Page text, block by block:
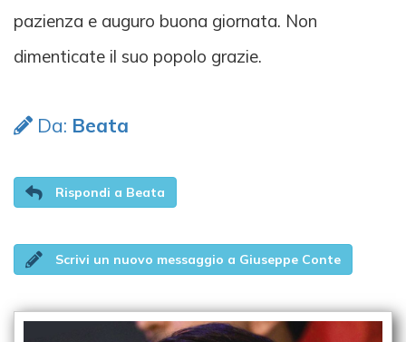
pazienza e auguro buona giornata. Non
dimenticate il suo popolo grazie.
Da: Beata
Rispondi a Beata
Scrivi un nuovo messaggio a Giuseppe Conte